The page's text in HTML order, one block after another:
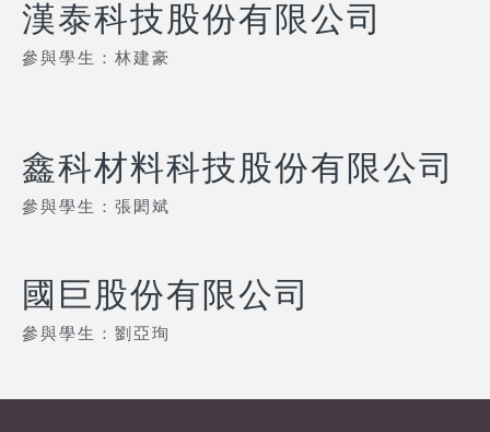
漢泰科技股份有限公司
參與學生：林建豪
鑫科材料科技股份有限公司
參與學生：張閎斌
國巨股份有限公司
參與學生：劉亞珣